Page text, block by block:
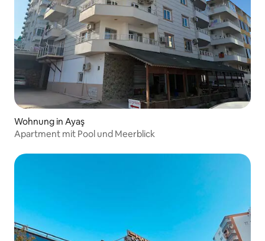
Wohnung in Ayaş
Apartment mit Pool und Meerblick